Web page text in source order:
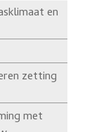
en
zetting
met